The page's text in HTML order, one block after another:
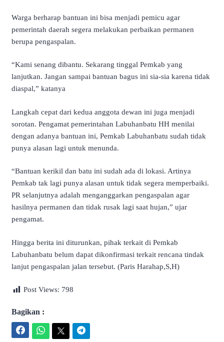
Warga berharap bantuan ini bisa menjadi pemicu agar
pemerintah daerah segera melakukan perbaikan permanen
berupa pengaspalan.
“Kami senang dibantu. Sekarang tinggal Pemkab yang
lanjutkan. Jangan sampai bantuan bagus ini sia-sia karena tidak
diaspal,” katanya
Langkah cepat dari kedua anggota dewan ini juga menjadi
sorotan. Pengamat pemerintahan Labuhanbatu HH menilai
dengan adanya bantuan ini, Pemkab Labuhanbatu sudah tidak
punya alasan lagi untuk menunda.
“Bantuan kerikil dan batu ini sudah ada di lokasi. Artinya
Pemkab tak lagi punya alasan untuk tidak segera memperbaiki.
PR selanjutnya adalah menganggarkan pengaspalan agar
hasilnya permanen dan tidak rusak lagi saat hujan,” ujar
pengamat.
Hingga berita ini diturunkan, pihak terkait di Pemkab
Labuhanbatu belum dapat dikonfirmasi terkait rencana tindak
lanjut pengaspalan jalan tersebut. (Paris Harahap,S,H)
Post Views: 798
Bagikan :